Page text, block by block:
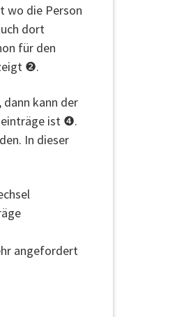
wo die Person
dort
für den
❷.
dann kann der
ist ❹.
In dieser
angefordert